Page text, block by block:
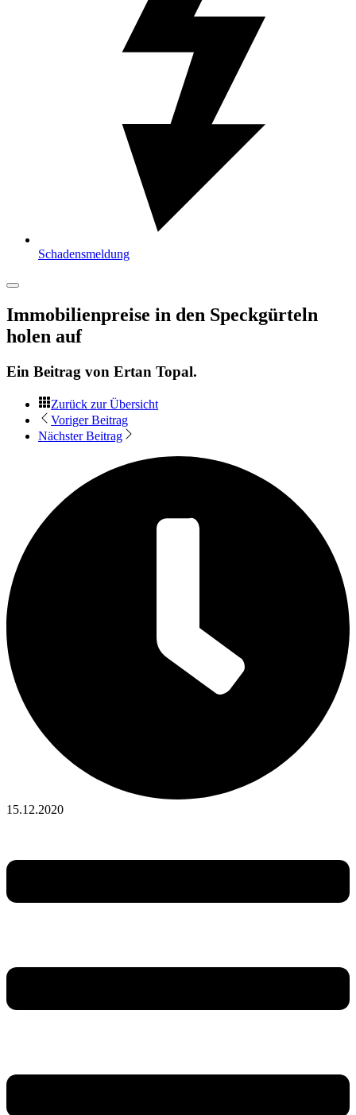
Schadensmeldung
Immobilienpreise in den Speckgürteln
holen auf
Ein Beitrag von Ertan Topal.
Zurück zur Übersicht
Voriger Beitrag
Nächster Beitrag
15.12.2020